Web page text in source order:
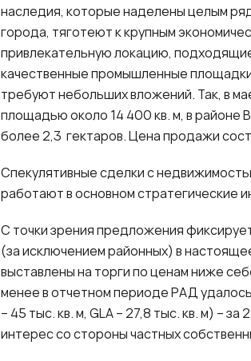
наследия, которые наделены целым
города, тяготеют к крупным
привлекательную локацию,
качественные промышленные
требуют небольших вложений. Так, в
площадью около 14 400 кв. м, в районе
более 2,3 гектаров. Цена продажи
Спекулятивные сделки с
работают в основном стратегические
С точки зрения предложения
(за исключением районных) в
выставлены на торги по ценам ниже
менее в отчетном периоде РАД
– 45 тыс. кв. м, GLA– 27,8 тыс. кв. м) –
интерес со стороны частных